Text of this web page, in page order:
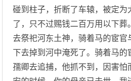
碰到柱子，折断了车辕，被定为
了，只不过赐钱二百万用以下葬
去祭祀河东土神，骑着马的宦官
下去掉到河中淹死了。骑着马的
孺卿去追捕，他抓不到，因害怕